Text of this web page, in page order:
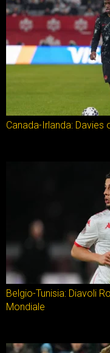
Canada-Irlanda:
Belgio-Tunisia: Diavoli
Mondiale